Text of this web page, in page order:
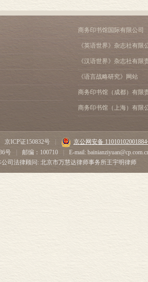
商务印书馆国际有限公司
《英语世界》杂志社有限
《汉语世界》杂志社有限
《语言战略研究》网站
商务印书馆（成都）有限
商务印书馆（上海）有限
京ICP证150832号
京公网安备
号
邮编：100710
E-mail:
公司法律顾问: 北京市万慧达律师事务所王宇明律师